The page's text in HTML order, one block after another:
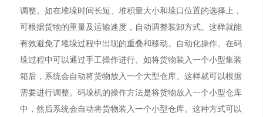
调整。如在堆垛时间长短、堆积量大小和垛口位置的选择上，
可根据货物的重量及运输速度，自动调整装卸方式。这样就能
有效避免了堆垛过程中出现的重叠和移动。自动化操作。在码
垛过程中可以通过手工操作进行。如将货物装入一个小型集装
箱后，系统会自动将货物放入一个大型仓库。这样就可以根据
需要进行调整。码垛机的操作方法是将货物放入一个小型仓库
中，然后系统会自动将货物装入一个小型仓库。这种方式可以